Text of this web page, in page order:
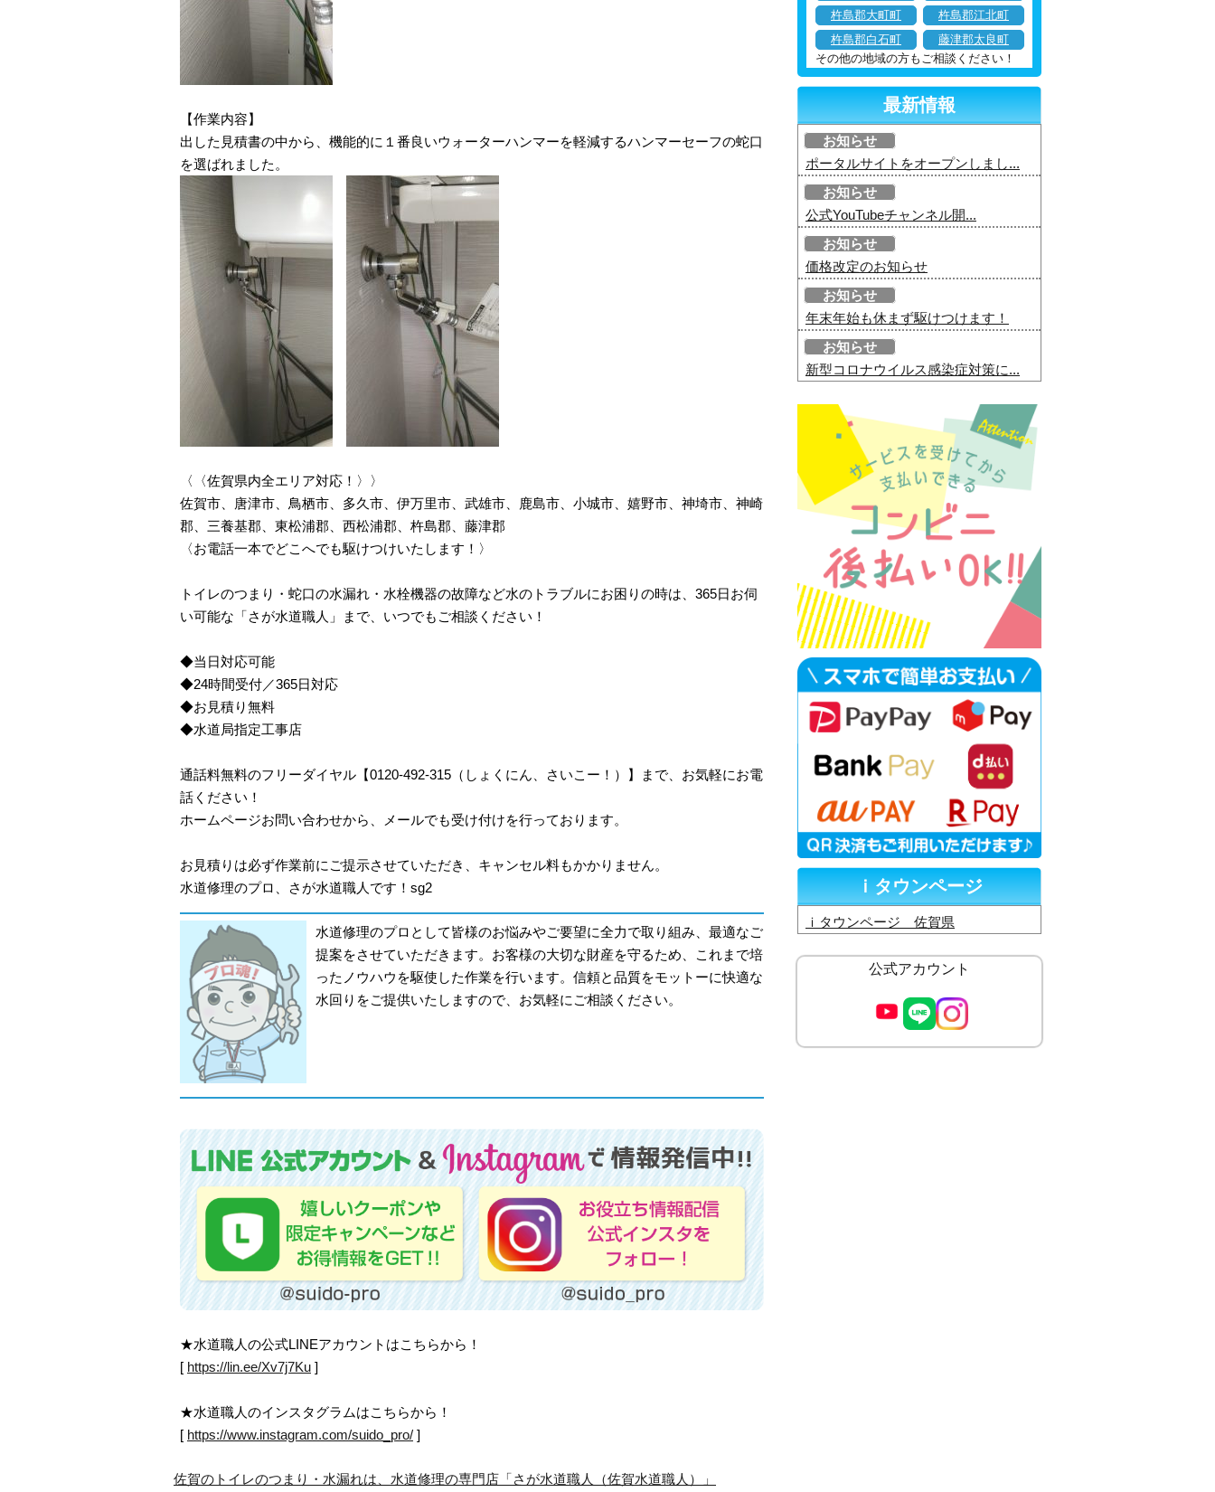
【作業内容】
出した見積書の中から、機能的に１番良いウォーターハンマーを軽減するハンマーセーフの蛇口
を選ばれました。
〈〈佐賀県内全エリア対応！〉〉
佐賀市、唐津市、鳥栖市、多久市、伊万里市、武雄市、鹿島市、小城市、嬉野市、神埼市、神崎
郡、三養基郡、東松浦郡、西松浦郡、杵島郡、藤津郡
〈お電話一本でどこへでも駆けつけいたします！〉
トイレのつまり・蛇口の水漏れ・水栓機器の故障など水のトラブルにお困りの時は、365日お伺
い可能な「さが水道職人」まで、いつでもご相談ください！
◆当日対応可能
◆24時間受付／365日対応
◆お見積り無料
◆水道局指定工事店
通話料無料のフリーダイヤル【0120-492-315（しょくにん、さいこー！）】まで、お気軽にお電
話ください！
ホームページお問い合わせから、メールでも受け付けを行っております。
お見積りは必ず作業前にご提示させていただき、キャンセル料もかかりません。
水道修理のプロ、さが水道職人です！sg2
水道修理のプロとして皆様のお悩みやご要望に全力で取り組み、最適なご
提案をさせていただきます。お客様の大切な財産を守るため、これまで培
ったノウハウを駆使した作業を行います。信頼と品質をモットーに快適な
水回りをご提供いたしますので、お気軽にご相談ください。
★水道職人の公式LINEアカウントはこちらから！
[ https://lin.ee/Xv7j7Ku ]
★水道職人のインスタグラムはこちらから！
[ https://www.instagram.com/suido_pro/ ]
佐賀のトイレのつまり・水漏れは、水道修理の専門店「さが水道職人（佐賀水道職人）」
杵島郡大町町
杵島郡江北町
杵島郡白石町
藤津郡太良町
その他の地域の方もご相談ください！
最新情報
お知らせ
ポータルサイトをオープンしまし...
お知らせ
公式YouTubeチャンネル開...
お知らせ
価格改定のお知らせ
お知らせ
年末年始も休まず駆けつけます！
お知らせ
新型コロナウイルス感染症対策に...
ｉタウンページ
ｉタウンページ 佐賀県
公式アカウント